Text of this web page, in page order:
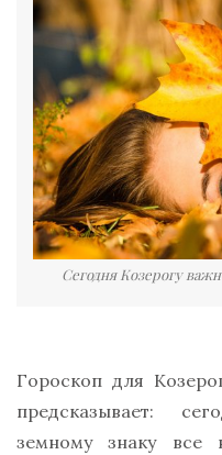
Сегодня Козерогу
Гороскоп для
предсказывает:
земному знаку все